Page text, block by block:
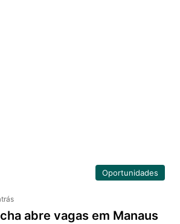
Oportunidades
abre vagas em Manaus